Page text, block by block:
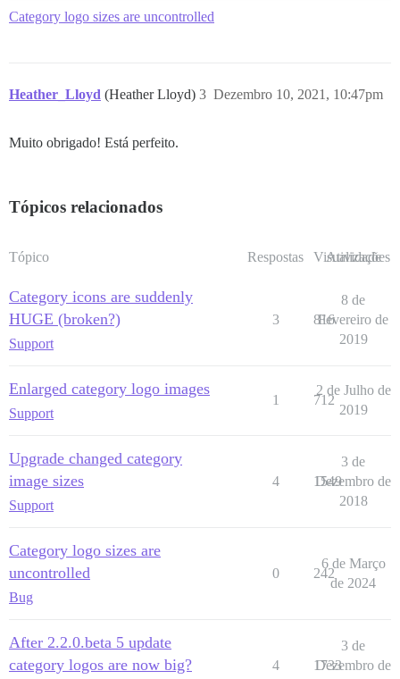
Category logo sizes are uncontrolled
Heather_Lloyd (Heather Lloyd) Dezembro 10, 2021, 10:47pm
3
Muito obrigado! Está perfeito.
Tópicos relacionados
Tópico Respostas Visualizações
Atividade
Category icons are suddenly
HUGE (broken?)
Support
3 816
8 de
Fevereiro de
2019
Enlarged category logo images
Support
1 712
2 de Julho de
2019
Upgrade changed category
image sizes
Support
4 1549
3 de
Dezembro de
2018
Category logo sizes are
uncontrolled
Bug
0 242
6 de Março
de 2024
After 2.2.0.beta 5 update
category logos are now big?
4 1733
3 de
Dezembro de